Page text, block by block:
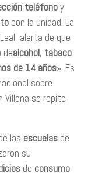
,teléfonoy
con la unidad. La
alerta de que
dealcohol, tabaco
de 14 años». Es
sobre
Villena se repite
las escuelas de
su
de consumo